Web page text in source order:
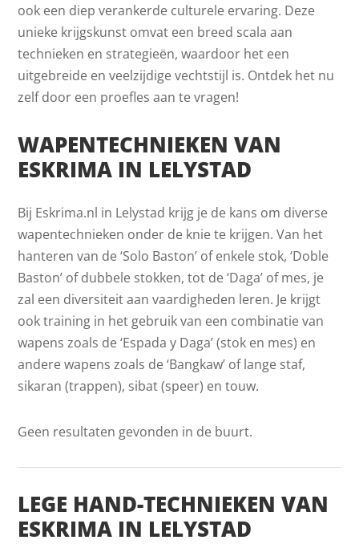
ook een diep verankerde culturele ervaring. Deze
unieke krijgskunst omvat een breed scala aan
technieken en strategieën, waardoor het een
uitgebreide en veelzijdige vechtstijl is. Ontdek het nu
zelf door een proefles aan te vragen!
WAPENTECHNIEKEN VAN
ESKRIMA IN LELYSTAD
Bij Eskrima.nl in Lelystad krijg je de kans om diverse
wapentechnieken onder de knie te krijgen. Van het
hanteren van de ‘Solo Baston’ of enkele stok, ‘Doble
Baston’ of dubbele stokken, tot de ‘Daga’ of mes, je
zal een diversiteit aan vaardigheden leren. Je krijgt
ook training in het gebruik van een combinatie van
wapens zoals de ‘Espada y Daga’ (stok en mes) en
andere wapens zoals de ‘Bangkaw’ of lange staf,
sikaran (trappen), sibat (speer) en touw.
Geen resultaten gevonden in de buurt.
LEGE HAND-TECHNIEKEN VAN
ESKRIMA IN LELYSTAD